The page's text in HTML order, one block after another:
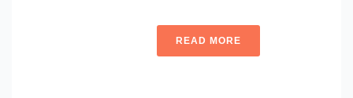
READ MORE